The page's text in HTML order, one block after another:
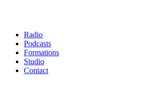
Radio
Podcasts
Formations
Studio
Contact